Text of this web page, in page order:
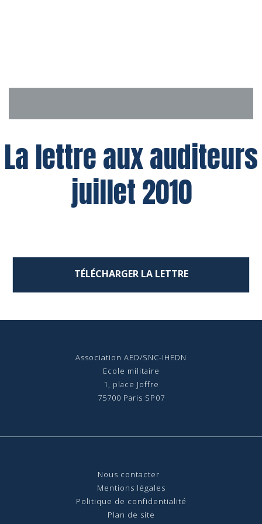
La lettre aux auditeurs
juillet 2010
TÉLÉCHARGER LA LETTRE
Association AED/SNC-IHEDN
Ecole militaire
1, place Joffre
75700 Paris SP07
Nous contacter
Mentions légales
Politique de confidentialité
Plan de site